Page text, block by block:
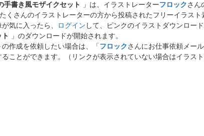
手書き風モザイクセット 」は、イラストレーターフロックさん
くさんのイラストレーターの方から投稿されたフリーイラス
気に入ったら、
ログイン して、ピンクのイラストダウンロー
」のダウンロードが開始されます。
作成を依頼したい場合は、「フロックさんにお仕事依頼メー
ことができます。（リンクが表示されていない場合はイラス